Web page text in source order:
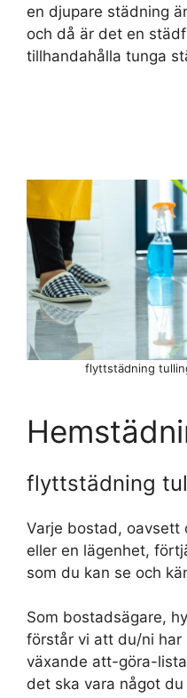
en djupare städning
och då är det en
tillhandahålla tunga
flyttstädning
flyttstädning
Varje bostad, oavsett
eller en lägenhet,
som du kan se och
Som bostadsägare,
förstår vi att du/ni har
växande att-göra-
det ska vara något